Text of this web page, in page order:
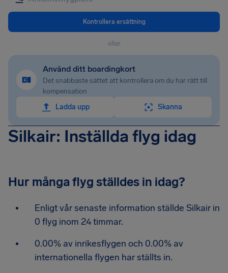
Kontrollera ersättning
eller
Använd ditt boardingkort
Det snabbaste sättet att kontrollera om du har rätt till
kompensation
Ladda upp
Skanna
Silkair: Inställda flyg idag
Hur många flyg ställdes in idag?
Enligt vår senaste information ställde Silkair in
0 flyg inom 24 timmar.
0.00% av inrikesflygen och 0.00% av
internationella flygen har ställts in.